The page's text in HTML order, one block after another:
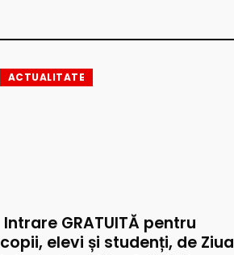
ACTUALITATE
Intrare GRATUITĂ pentru
copii, elevi și studenți, de Ziua